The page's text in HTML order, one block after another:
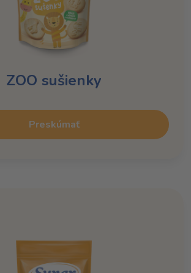
ZOO sušienky
Preskúmať